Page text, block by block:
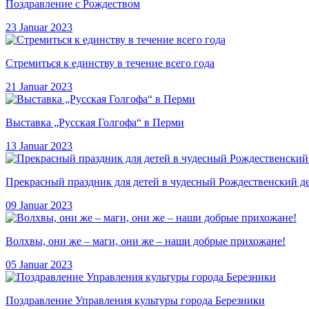
Поздравление с Рождеством
23 Januar 2023
Стремиться к единству в течение всего года
21 Januar 2023
Выставка „Русская Голгофа“ в Перми
13 Januar 2023
Прекрасный праздник для детей в чудесный Рождественский
09 Januar 2023
Волхвы, они же – маги, они же – наши добрые прихожане!
05 Januar 2023
Поздравление Управления культуры города Березники